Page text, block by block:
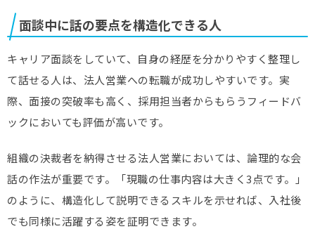
面談中に話の要点を構造化できる人
キャリア面談をしていて、自身の経歴を分かりやすく整理し
て話せる人は、法人営業への転職が成功しやすいです。実
際、面接の突破率も高く、採用担当者からもらうフィードバ
ックにおいても評価が高いです。
組織の決裁者を納得させる法人営業においては、論理的な会
話の作法が重要です。「現職の仕事内容は大きく3点です。」
のように、構造化して説明できるスキルを示せれば、入社後
でも同様に活躍する姿を証明できます。